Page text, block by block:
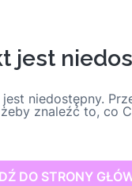
jest
niedostępny.
znaleźć to, co
DO STRONY